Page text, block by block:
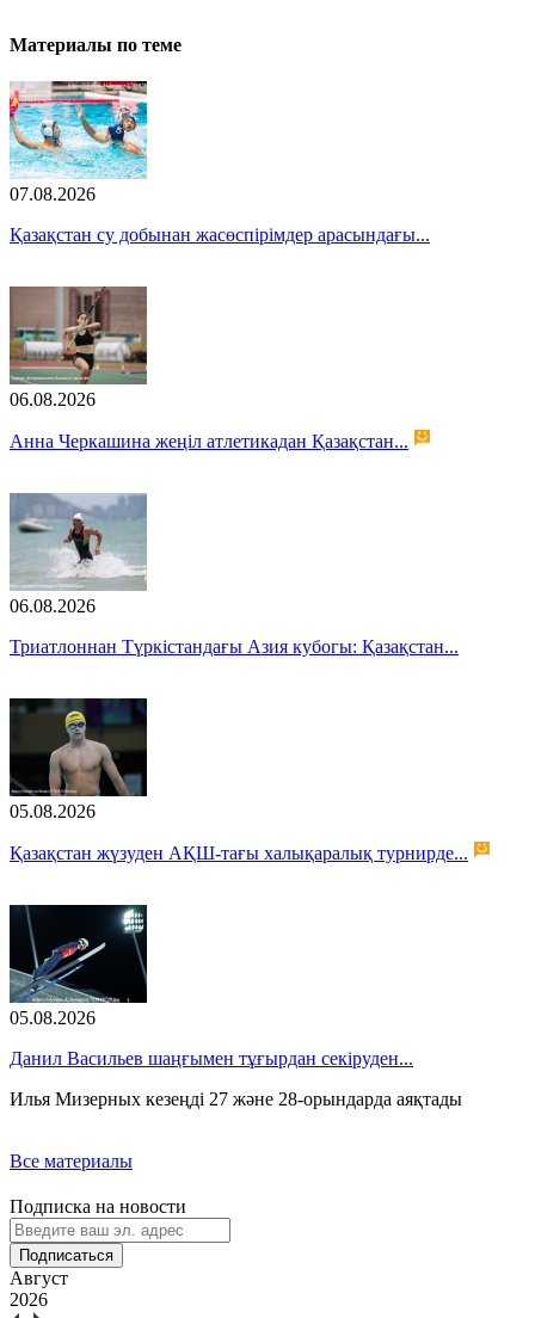
Материалы по теме
07.08.2026
Қазақстан су добынан жасөспірімдер арасындағы...
06.08.2026
Анна Черкашина жеңіл атлетикадан Қазақстан...
06.08.2026
Триатлоннан Түркістандағы Азия кубогы: Қазақстан...
05.08.2026
Қазақстан жүзуден АҚШ-тағы халықаралық турнирде...
05.08.2026
Данил Васильев шаңғымен тұғырдан секіруден...
Илья Мизерных кезеңді 27 және 28-орындарда аяқтады
Все материалы
Подписка на новости
Подписаться
Август
2026